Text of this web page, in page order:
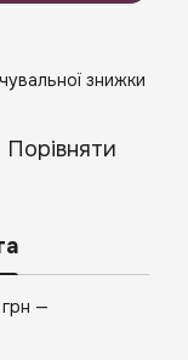
знижки
Порівняти
—